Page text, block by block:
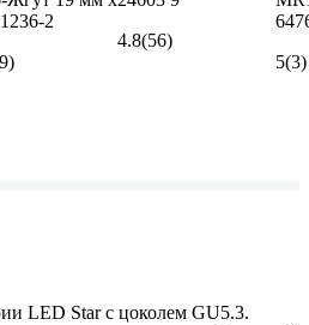
2
4.8(56)
5(3)
LED Star с цоколем GU5.3.